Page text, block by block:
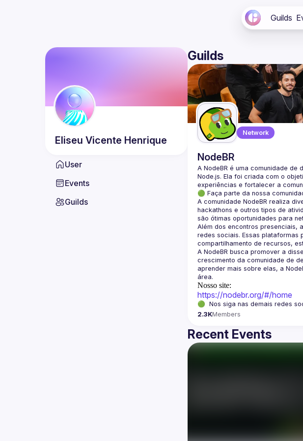
Guilds
Eliseu Vicente Henrique
User
Events
Guilds
Guilds
Network
NodeBR
A NodeBR é uma comunidade
Node.js. Ela foi criada com o
🟢 Faça parte da nossa
A comunidade NodeBR realiza
hackathons e outros tipos de
Além dos encontros presenciais,
redes sociais. Essas plataformas
A NodeBR busca promover a
crescimento da comunidade de
aprender mais sobre elas, a
Nosso site:
https://nodebr.org/#/home
🟢  Nos siga nas demais redes
2.3KMembers
Recent Events